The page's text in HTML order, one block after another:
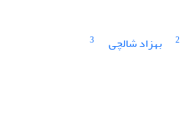
2 بهزاد شالچی
3